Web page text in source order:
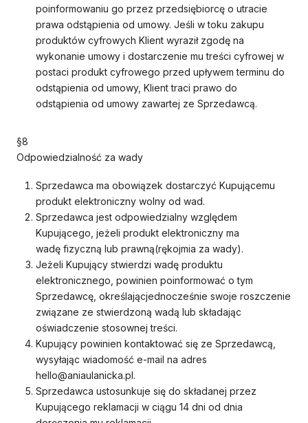
poinformowaniu go przez przedsiębiorcę o utracie
prawa odstąpienia od umowy. Jeśli w toku zakupu
produktów cyfrowych Klient wyraził zgodę na
wykonanie umowy i dostarczenie mu treści cyfrowej w
postaci produkt cyfrowego przed upływem terminu do
odstąpienia od umowy, Klient traci prawo do
odstąpienia od umowy zawartej ze Sprzedawcą.
§8
Odpowiedzialność za wady
Sprzedawca ma obowiązek dostarczyć Kupującemu
produkt elektroniczny wolny od wad.
Sprzedawca jest odpowiedzialny względem
Kupującego, jeżeli produkt elektroniczny ma
wadę fizyczną lub prawną(rękojmia za wady).
Jeżeli Kupujący stwierdzi wadę produktu
elektronicznego, powinien poinformować o tym
Sprzedawcę, określającjednocześnie swoje roszczenie
związane ze stwierdzoną wadą lub składając
oświadczenie stosownej treści.
Kupujący powinien kontaktować się ze Sprzedawcą,
wysyłając wiadomość e-mail na adres
hello@aniaulanicka.pl.
Sprzedawca ustosunkuje się do składanej przez
Kupującego reklamacji w ciągu 14 dni od dnia